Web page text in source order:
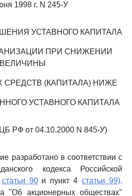
1998 г. N 245-У
УСТАВНОГО КАПИТАЛА
ПРИ СНИЖЕНИИ
ВЕЛИЧИНЫ
СРЕДСТВ (КАПИТАЛА) НИЖЕ
УСТАВНОГО КАПИТАЛА
РФ от 04.10.2000 N 845-У)
разработано в соответствии с
кодекса Российской
статьи 90и пункт 4статьи 99),
"Об акционерных обществах"